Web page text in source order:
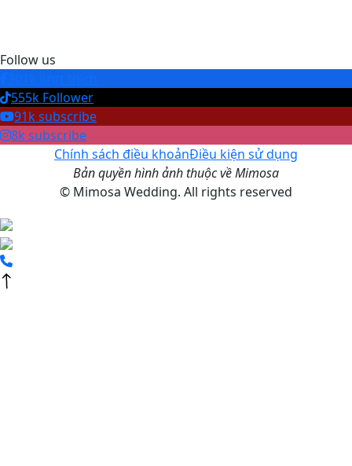
Follow us
555k Follower
91k subscribe
8k subscribe
Chính sách điều khoảnĐiều kiện sử dụng
Bản quyền hình ảnh thuộc về Mimosa
© Mimosa Wedding. All rights reserved